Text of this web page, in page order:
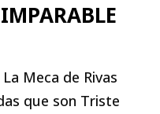
Meca de Rivas
que son Triste